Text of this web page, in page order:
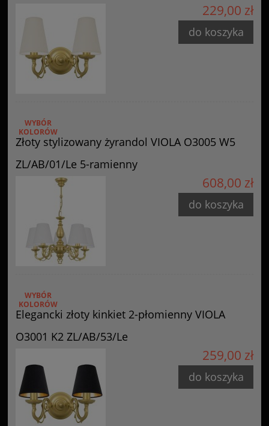
229,00 zł
do koszyka
Złoty stylizowany żyrandol VIOLA O3005 W5
ZL/AB/01/Le 5-ramienny
WYBÓR
KOLORÓW
608,00 zł
do koszyka
Elegancki złoty kinkiet 2-płomienny VIOLA
O3001 K2 ZL/AB/53/Le
WYBÓR
KOLORÓW
259,00 zł
do koszyka